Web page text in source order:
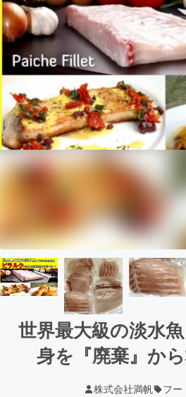
世界最大級の淡水
身を『廃棄』か
株式会社満帆 フー